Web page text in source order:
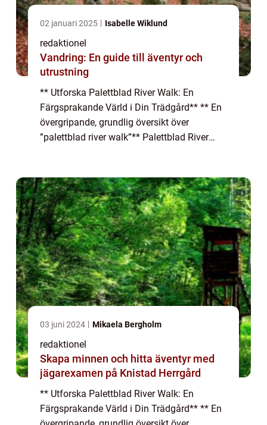
02 januari 2025 Isabelle Wiklund
redaktionel
Vandring: En guide till äventyr och
utrustning
** Utforska Palettblad River Walk: En
Färgsprakande Värld i Din Trädgård** ** En
övergripande, grundlig översikt över
”palettblad river walk”** Palettblad River
03 juni 2024 Mikaela Bergholm
redaktionel
Skapa minnen och hitta äventyr med
jägarexamen på Knistad Herrgård
** Utforska Palettblad River Walk: En
Färgsprakande Värld i Din Trädgård** ** En